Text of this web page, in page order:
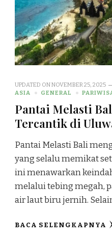
UPDATED ONNOVEMBER 25, 2025
ASIA
GENERAL
Pantai Melasti
Tercantik di
Pantai Melasti Bali
yang selalu memikat
ini menawarkan
melalui tebing megah,
air laut biru jernih.
BACA SELENGKAPNYA